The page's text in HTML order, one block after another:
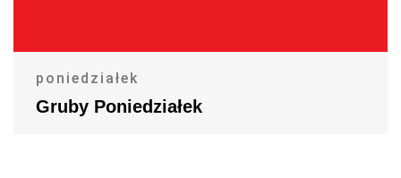
poniedziałek
Gruby Poniedziałek